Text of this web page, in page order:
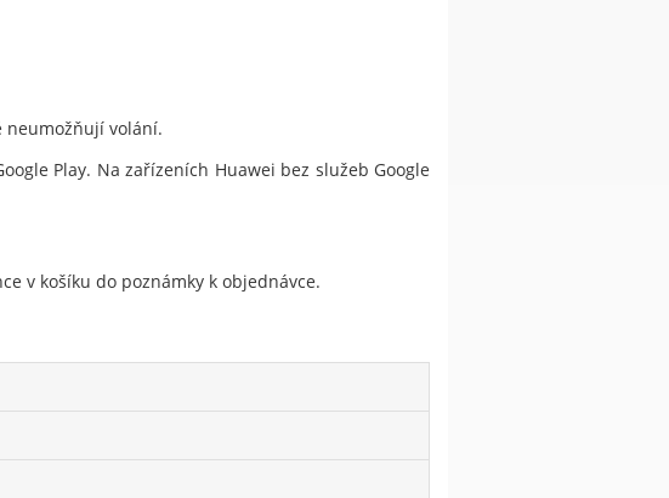
neumožňují volání.
Play. Na zařízeních Huawei bez služeb Google
v košíku do poznámky k objednávce.